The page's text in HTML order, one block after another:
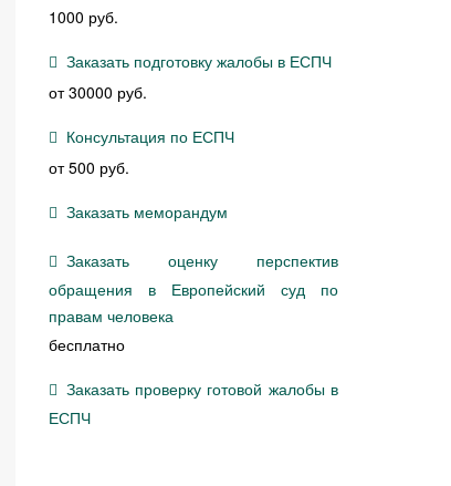
1000 руб.
Заказать подготовку жалобы в ЕСПЧ
от 30000 руб.
Консультация по ЕСПЧ
от 500 руб.
Заказать меморандум
Заказать оценку перспектив
обращения в Европейский суд по
правам человека
бесплатно
Заказать проверку готовой жалобы в
ЕСПЧ